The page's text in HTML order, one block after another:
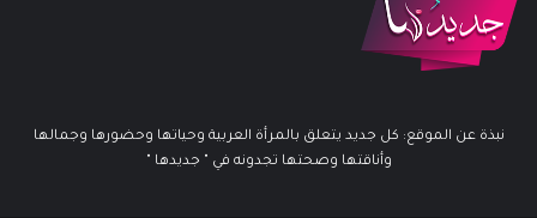
نبذة عن الموقع: كل جديد يتعلق بالمرأة العربية وحياتها وحضورها وجمالها
وأناقتها وصحتها تجدونه في " جديدها "